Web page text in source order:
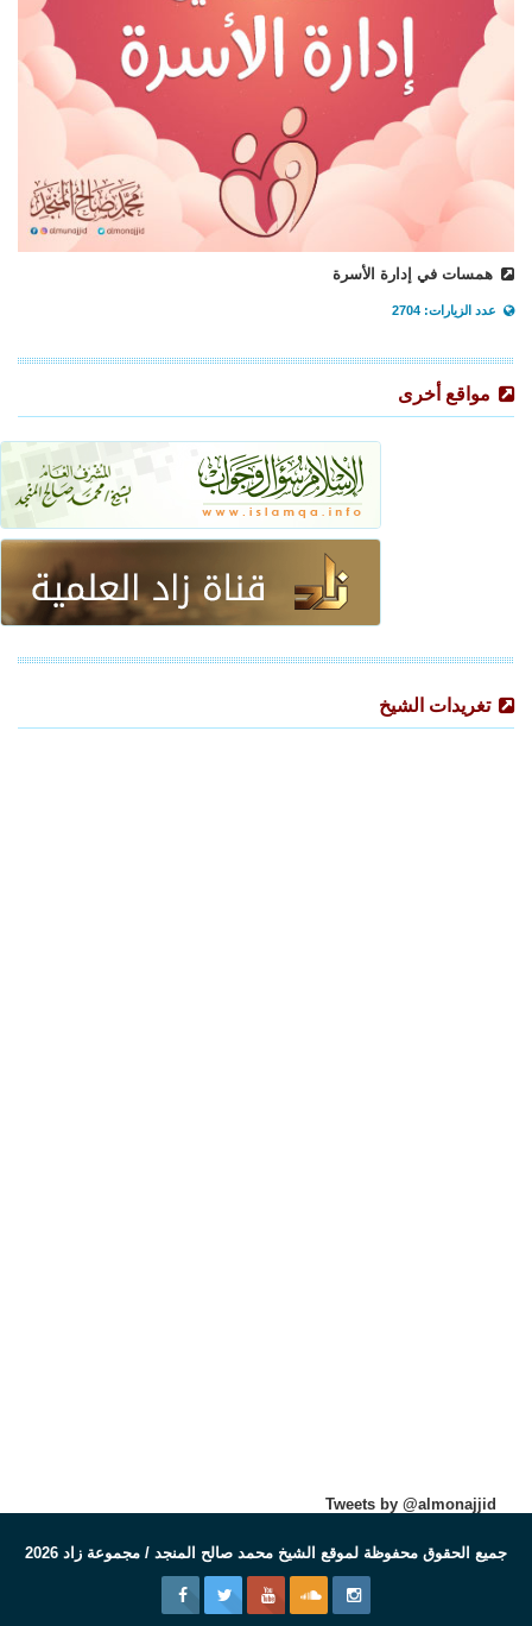
همسات في إدارة الأسرة
عدد الزيارات: 2704
مواقع أخرى
تغريدات الشيخ
Tweets by @almonajjid
جميع الحقوق محفوظة لموقع الشيخ محمد صالح المنجد / مجموعة زاد 2026